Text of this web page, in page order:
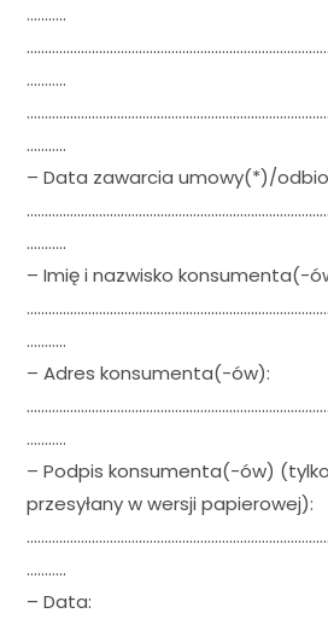
………..
………..
………..
– Data zawarcia umowy(*)/
………..
– Imię i nazwisko konsumenta(-
………..
– Adres konsumenta(-ów):
………..
– Podpis konsumenta(-ów)
przesyłany w wersji papierowej):
………..
– Data: